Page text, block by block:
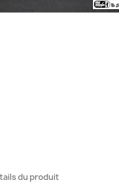
du produit